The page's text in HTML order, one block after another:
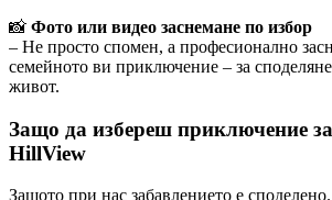
📸 Фото или видео заснемане по избор
– Не просто спомен, а професионално
семейното ви приключение – за
живот.
Защо да избереш приключение за
HillView
Защото при нас забавлението е